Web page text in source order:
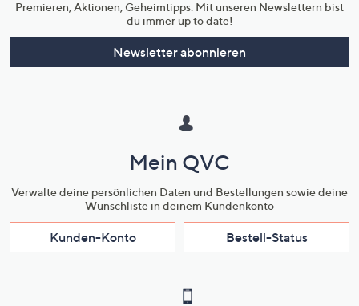
Premieren, Aktionen, Geheimtipps: Mit unseren Newslettern bist
du immer up to date!
Newsletter abonnieren
Mein QVC
Verwalte deine persönlichen Daten und Bestellungen sowie deine
Wunschliste in deinem Kundenkonto
Kunden-Konto Bestell-Status